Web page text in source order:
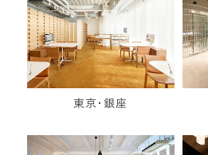
東京・銀座